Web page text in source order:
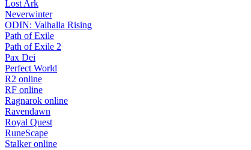
Lost Ark
Neverwinter
ODIN: Valhalla Rising
Path of Exile
Path of Exile 2
Pax Dei
Perfect World
R2 online
RF online
Ragnarok online
Ravendawn
Royal Quest
RuneScape
Stalker online